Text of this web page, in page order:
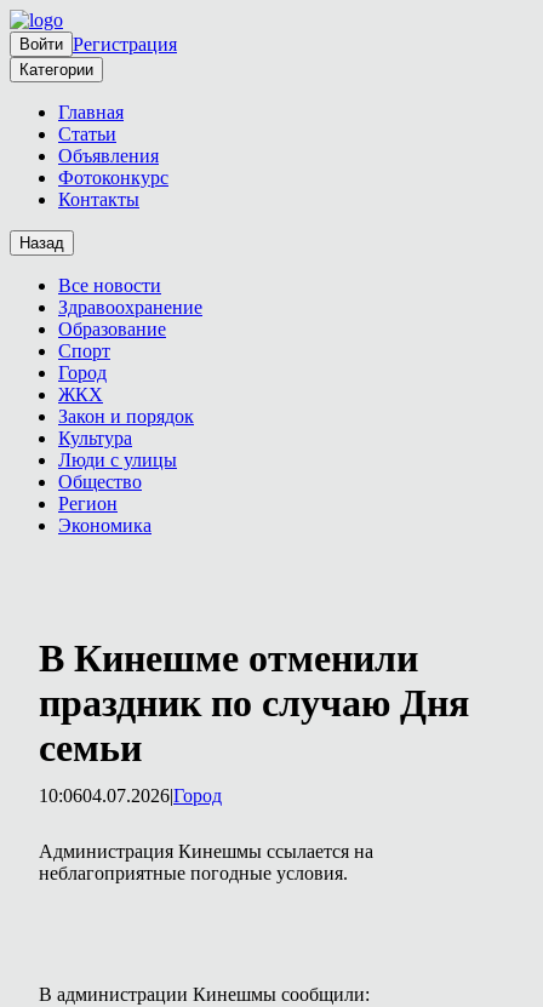
Войти Регистрация
Категории
Главная
Статьи
Объявления
Фотоконкурс
Контакты
Назад
Все новости
Здравоохранение
Образование
Спорт
Город
ЖКХ
Закон и порядок
Культура
Люди с улицы
Общество
Регион
Экономика
В Кинешме отменили
праздник по случаю Дня
семьи
10:0604.07.2026|Город
Администрация Кинешмы ссылается на
неблагоприятные погодные условия.
В администрации Кинешмы сообщили: